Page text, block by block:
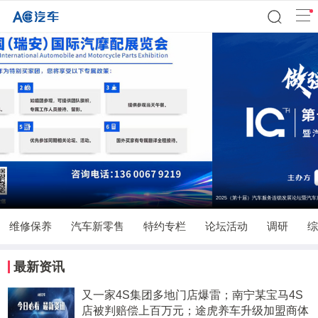
2025（第十届）汽车服务连锁发展论坛暨汽车后市场连锁百强&TOP品牌颁奖典礼
维修保养 汽车新零售 特约专栏 论坛活动 调研
最新资讯
又一家4S集团多地门店爆雷；南宁某宝马4S
店被判赔偿上百万元；途虎养车升级加盟商体